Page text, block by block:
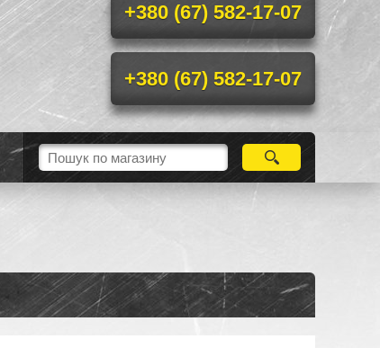
+380 (67) 582-17-07
+380 (67) 582-17-07